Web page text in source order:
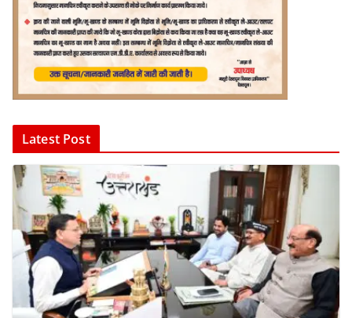
Latest Post